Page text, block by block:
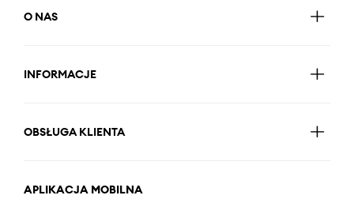
O NAS
INFORMACJE
OBSŁUGA KLIENTA
APLIKACJA MOBILNA